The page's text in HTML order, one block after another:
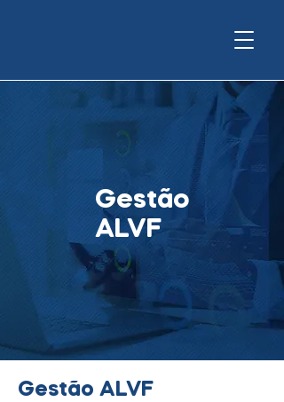
Gestão
ALVF
Gestão ALVF